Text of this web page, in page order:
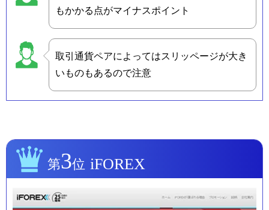
もかかる点がマイナスポイント
取引通貨ペアによってはスリッページが大き
いものもあるので注意
第3位 iFOREX